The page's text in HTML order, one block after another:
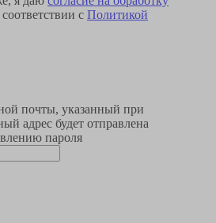
с Политикой
почты, указанный при
адрес будет отправлена
пароля